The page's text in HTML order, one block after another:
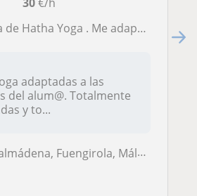
30€/h
adapto de maravilla a cualquier demanda por parte del alumn@
adaptadas a las
del alum@. Totalmente
y to...
Málaga Capital, Marbella, Torremolinos